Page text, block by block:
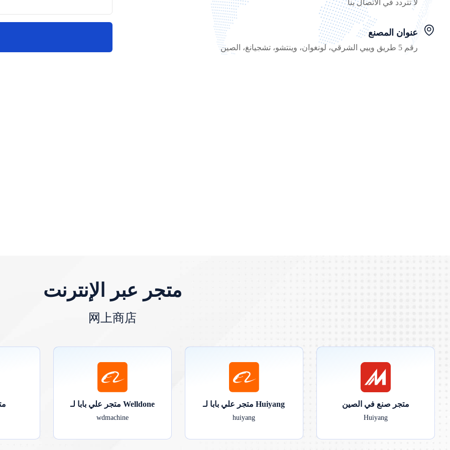
لا تتردد في الاتصال بنا
عنوان المصنع
رقم 5 طريق وييي الشرقي، لونغوان، وينتشو، تشجيانغ، الصين
متجر عبر الإنترنت
网上商店
متجر علي بابا لـ Welldone
wdmachine
متجر علي بابا لـ Huiyang
huiyang
متجر صنع في الصين
Huiyang